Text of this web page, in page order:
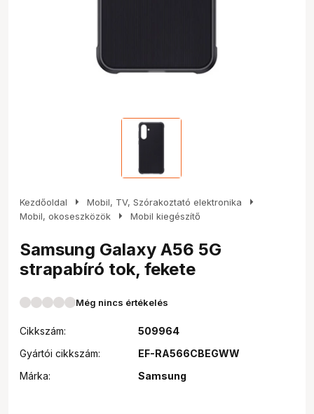
Kezdőoldal arrow_right Mobil, TV, Szórakoztató elektronika arrow_right
Mobil, okoseszközök arrow_right Mobil kiegészítő
Samsung Galaxy A56 5G
strapabíró tok, fekete
Még nincs értékelés
Cikkszám:
509964
Gyártói cikkszám:
EF-RA566CBEGWW
Márka:
Samsung